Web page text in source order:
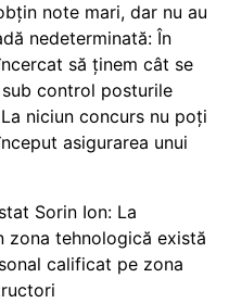
note mari, dar nu au
nedeterminată: În
să ținem cât se
control posturile
niciun concurs nu poți
asigurarea unui
Sorin Ion: La
zona tehnologică există
calificat pe zona